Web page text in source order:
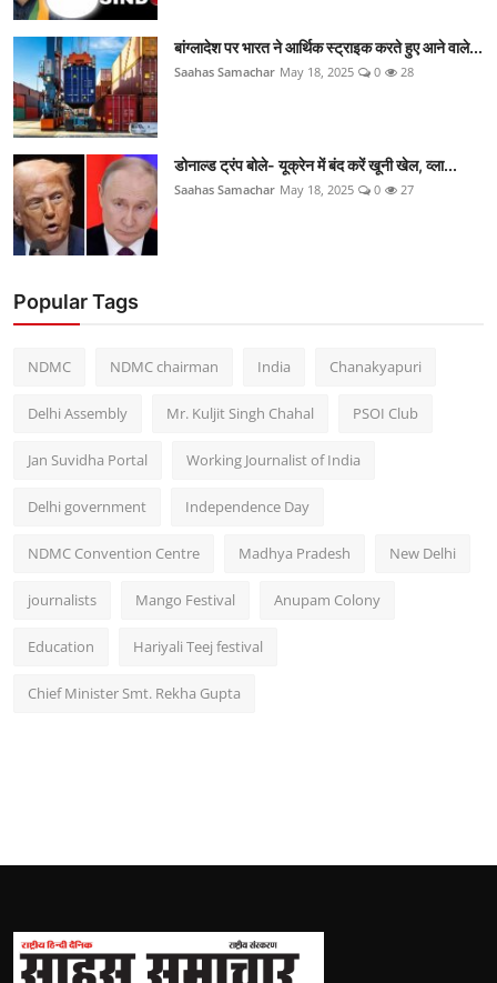
बांग्लादेश पर भारत ने आर्थिक स्ट्राइक करते हुए आने वाले...
Saahas Samachar May 18, 2025 0 28
डोनाल्ड ट्रंप बोले- यूक्रेन में बंद करें खूनी खेल, व्ला...
Saahas Samachar May 18, 2025 0 27
Popular Tags
NDMC NDMC chairman India Chanakyapuri
Delhi Assembly Mr. Kuljit Singh Chahal PSOI Club
Jan Suvidha Portal Working Journalist of India
Delhi government Independence Day
NDMC Convention Centre Madhya Pradesh New Delhi
journalists Mango Festival Anupam Colony
Education Hariyali Teej festival
Chief Minister Smt. Rekha Gupta